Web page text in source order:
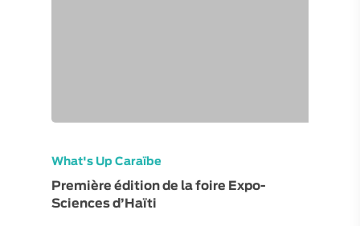
What's Up Caraïbe
Première édition de la foire Expo-
Sciences d’Haïti